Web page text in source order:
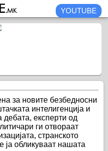
YOUTUBE
за новите безбедносни
интелигенција и
експерти од
ги отвораат
странското
обликуваат нашата